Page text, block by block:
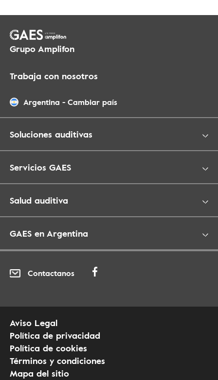
Grupo Amplifon
Trabaja con nosotros
Argentina - Cambiar país
Soluciones auditivas
Servicios GAES
Salud auditiva
GAES en Argentina
Contactanos
Aviso Legal
Política de privacidad
Política de cookies
Términos y condiciones
Mapa del sitio